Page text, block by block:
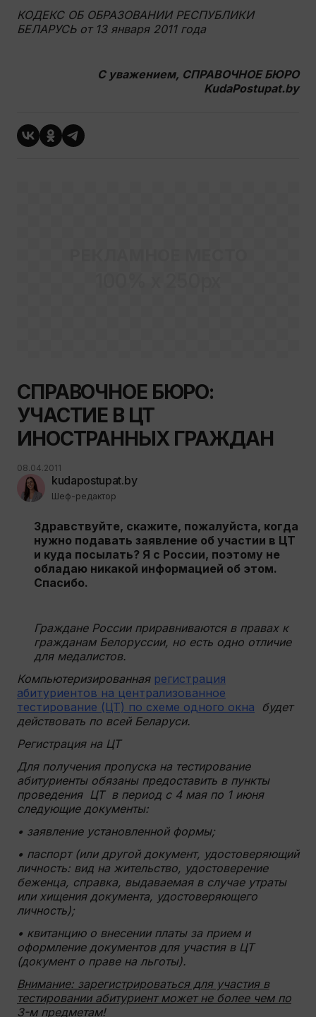
КОДЕКС ОБ ОБРАЗОВАНИИ РЕСПУБЛИКИ
БЕЛАРУСЬ от 13 января 2011 года
С уважением, СПРАВОЧНОЕ БЮРО
KudaPostupat.by
СПРАВОЧНОЕ БЮРО:
УЧАСТИЕ В ЦТ
ИНОСТРАННЫХ ГРАЖДАН
kudapostupat.by
Шеф-редактор
08.04.2011
Здравствуйте, скажите, пожалуйста, когда
нужно подавать заявление об участии в ЦТ
и куда посылать? Я с России, поэтому не
обладаю никакой информацией об этом.
Спасибо.
Граждане России приравниваются в правах к
гражданам Белоруссии, но есть одно отличие
для медалистов.
Компьютеризированная регистрация
абитуриентов на централизованное
тестирование (ЦТ) по схеме одного окна
будет
действовать по всей Беларуси.
Регистрация на ЦТ
Для получения пропуска на тестирование
абитуриенты обязаны предоставить в пункты
проведения ЦТ в период с 4 мая по 1 июня
следующие документы:
• заявление установленной формы;
• паспорт (или другой документ, удостоверяющий
личность: вид на жительство, удостоверение
беженца, справка, выдаваемая в случае утраты
или хищения документа, удостоверяющего
личность);
• квитанцию о внесении платы за прием и
оформление документов для участия в ЦТ
(документ о праве на льготы).
Внимание: зарегистрироваться для участия в
тестировании абитуриент может не более чем по
3-м предметам!